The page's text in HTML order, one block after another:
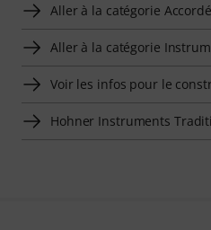
Aller à la catégorie
Aller à la catégorie
Voir les infos pour le
Hohner Instruments